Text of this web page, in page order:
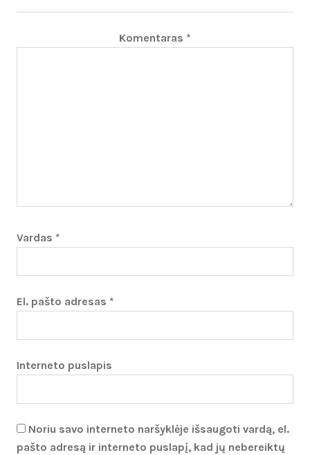
Komentaras *
Vardas *
El. pašto adresas *
Interneto puslapis
Noriu savo interneto naršyklėje išsaugoti vardą, el.
pašto adresą ir interneto puslapį, kad jų nebereiktų